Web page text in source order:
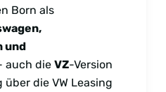
Born als
und
auch die VZ-Version
über die VW Leasing